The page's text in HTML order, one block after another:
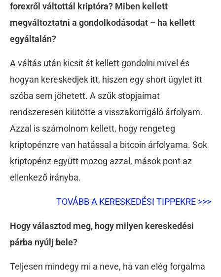
forexről váltottál kriptóra? Miben kellett
megváltoztatni a gondolkodásodat – ha kellett
egyáltalán?
A váltás után kicsit át kellett gondolni mivel és
hogyan kereskedjek itt, hiszen egy short ügylet itt
szóba sem jöhetett. A szűk stopjaimat
rendszeresen kiütötte a visszakorrigáló árfolyam.
Azzal is számolnom kellett, hogy rengeteg
kriptopénzre van hatással a bitcoin árfolyama. Sok
kriptopénz együtt mozog azzal, mások pont az
ellenkező irányba.
TOVÁBB A KERESKEDÉSI TIPPEKRE >>>
Hogy választod meg, hogy milyen kereskedési
párba nyúlj bele?
Teljesen mindegy mi a neve, ha van elég forgalma